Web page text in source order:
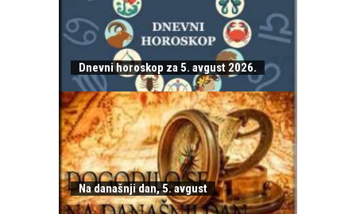
Dnevni horoskop za 5. avgust 2026.
Na današnji dan, 5. avgust